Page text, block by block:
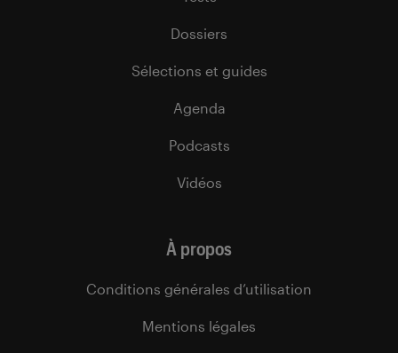
Dossiers
Sélections et guides
Agenda
Podcasts
Vidéos
À propos
Conditions générales d’utilisation
Mentions légales